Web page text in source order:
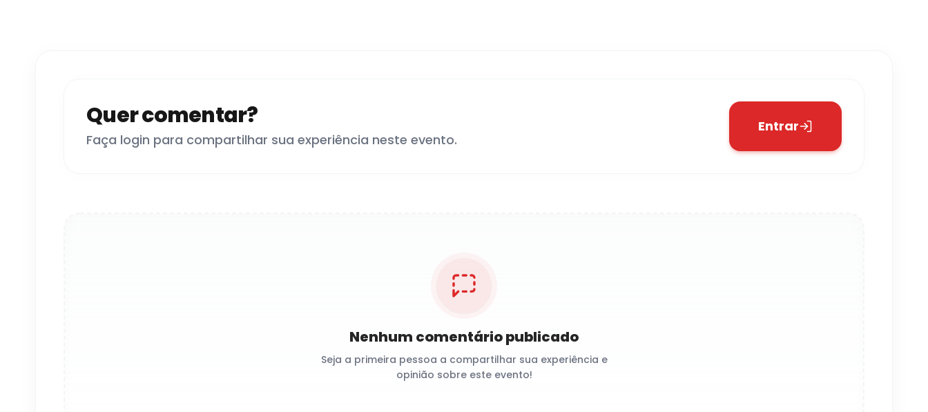
Quer comentar?
Faça login para compartilhar sua experiência neste evento.
Entrar
Nenhum comentário publicado
Seja a primeira pessoa a compartilhar sua experiência e
opinião sobre este evento!